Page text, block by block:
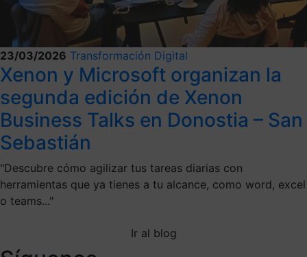
23/03/2026 Transformación Digital
Xenon y Microsoft organizan la
segunda edición de Xenon
Business Talks en Donostia – San
Sebastián
"Descubre cómo agilizar tus tareas diarias con
herramientas que ya tienes a tu alcance, como word, excel
o teams..."
Ir al blog